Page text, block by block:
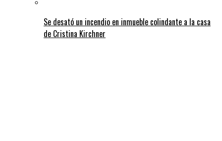
Se desató un incendio en inmueble colindante a la casa
de Cristina Kirchner